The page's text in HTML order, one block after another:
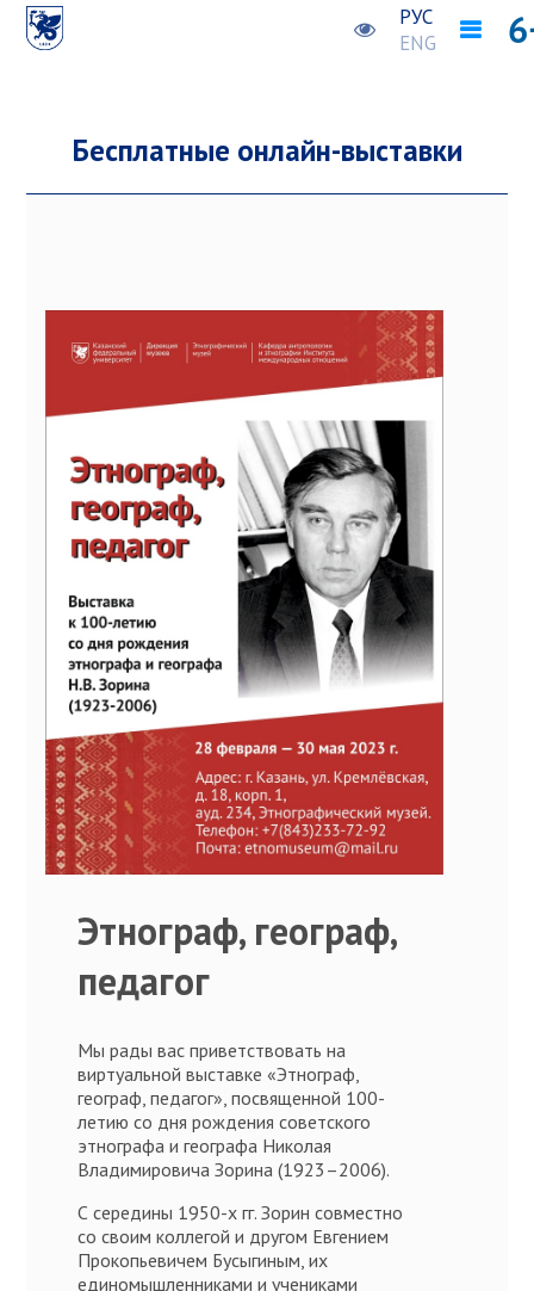
Бесплатные онлайн-выставки
Этнограф, географ,
педагог
Мы рады вас приветствовать на
виртуальной выставке «Этнограф,
географ, педагог», посвященной 100-
летию со дня рождения советского
этнографа и географа Николая
Владимировича Зорина (1923–2006).
С середины 1950-х гг. Зорин совместно
со своим коллегой и другом Евгением
Прокопьевичем Бусыгиным, их
единомышленниками и учениками
РУС
ENG